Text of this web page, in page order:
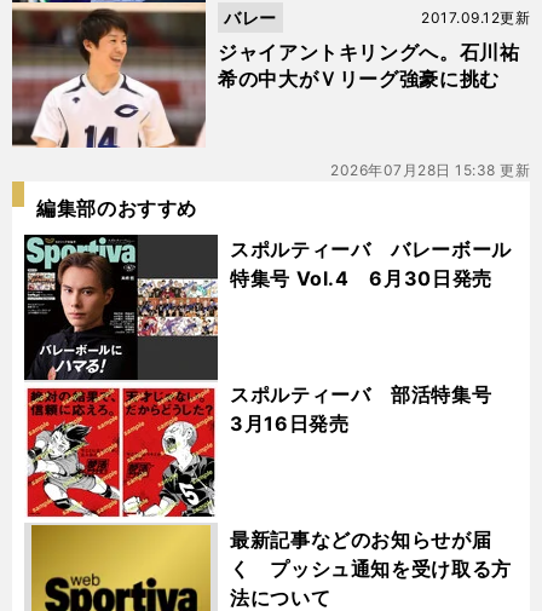
ジャイアントキリングへ。石川祐
希の中大がＶリーグ強豪に挑む
2017.09.12更新
バレー
2026年07月28日 15:38 更新
編集部のおすすめ
スポルティーバ バレーボール
特集号 Vol.4 6月30日発売
スポルティーバ 部活特集号
3月16日発売
最新記事などのお知らせが届
く プッシュ通知を受け取る方
法について